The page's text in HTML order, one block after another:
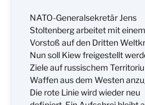
NATO-Generalsekretär Jens
Stoltenberg arbeitet mit
Vorstoß auf den Dritten
Nun soll Kiew freigestellt
Ziele auf russischem
Waffen aus dem Westen
Die rote Linie wird wieder neu